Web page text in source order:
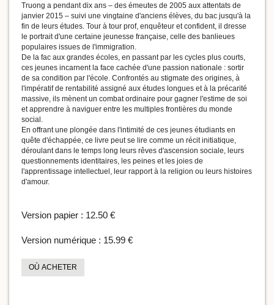
Truong a pendant dix ans – des émeutes de 2005 aux attentats de
janvier 2015 – suivi une vingtaine d'anciens élèves, du bac jusqu'à la
fin de leurs études. Tour à tour prof, enquêteur et confident, il dresse
le portrait d'une certaine jeunesse française, celle des banlieues
populaires issues de l'immigration.
De la fac aux grandes écoles, en passant par les cycles plus courts,
ces jeunes incarnent la face cachée d'une passion nationale : sortir
de sa condition par l'école. Confrontés au stigmate des origines, à
l'impératif de rentabilité assigné aux études longues et à la précarité
massive, ils mènent un combat ordinaire pour gagner l'estime de soi
et apprendre à naviguer entre les multiples frontières du monde
social.
En offrant une plongée dans l'intimité de ces jeunes étudiants en
quête d'échappée, ce livre peut se lire comme un récit initiatique,
déroulant dans le temps long leurs rêves d'ascension sociale, leurs
questionnements identitaires, les peines et les joies de
l'apprentissage intellectuel, leur rapport à la religion ou leurs histoires
d'amour.
Version papier : 12.50 €
Version numérique : 15.99 €
OÙ ACHETER